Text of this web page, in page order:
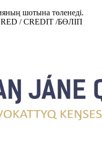
шотына төленеді.
RED / CREDIT /БӨЛІП